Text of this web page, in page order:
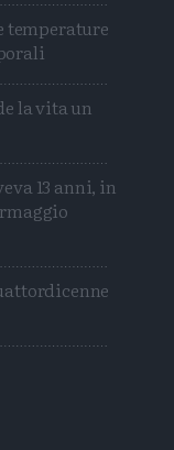
temperature
la vita un
13 anni, in